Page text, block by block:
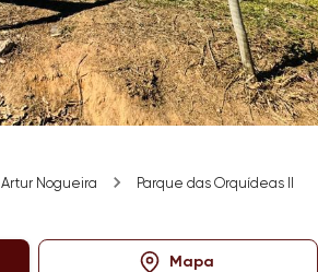
Artur Nogueira
Parque das Orquídeas II
Mapa